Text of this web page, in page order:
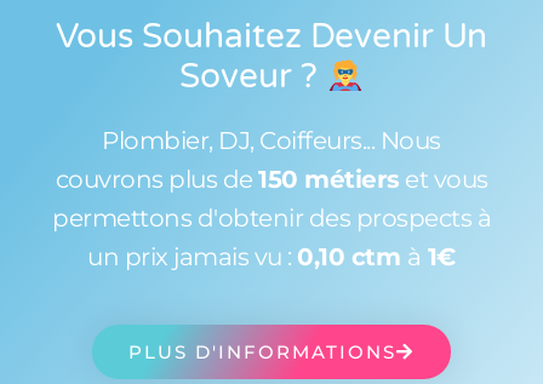
Vous Souhaitez Devenir Un
Soveur ?
Plombier, DJ, Coiffeurs... Nous
couvrons plus de 150 métiers et vous
permettons d'obtenir des prospects à
un prix jamais vu : 0,10 ctm à 1€
PLUS D'INFORMATIONS